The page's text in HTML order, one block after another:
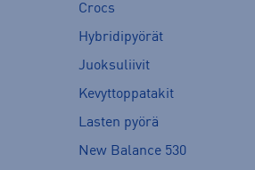
Crocs
Hybridipyörät
Juoksuliivit
Kevyttoppatakit
Lasten pyörä
New Balance 530